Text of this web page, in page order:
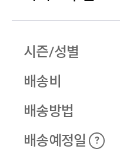
시즌/성별
배송비
배송방법
배송예정일
?